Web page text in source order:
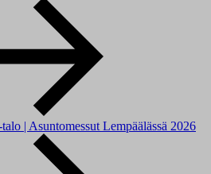
| Asuntomessut Lempäälässä 2026